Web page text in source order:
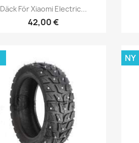
Snabbvy
Däck För Xiaomi Electric...
42,00 €
NY